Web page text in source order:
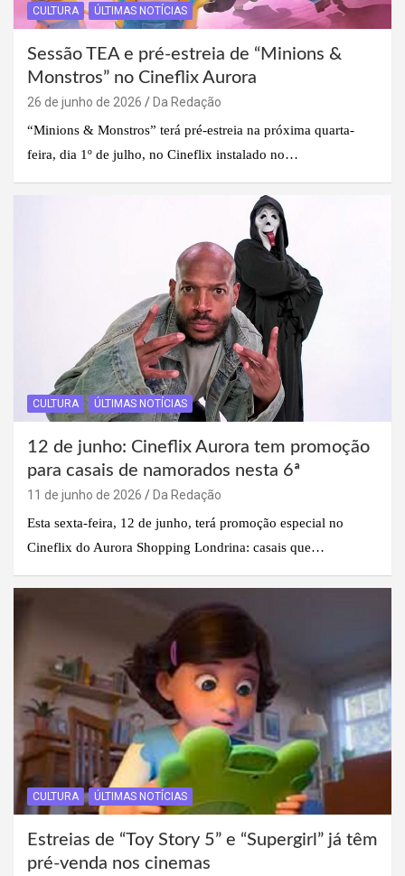
CULTURA ÚLTIMAS NOTÍCIAS
Sessão TEA e pré-estreia de “Minions &
Monstros” no Cineflix Aurora
26 de junho de 2026
Da Redação
“Minions & Monstros” terá pré-estreia na próxima quarta-
feira, dia 1º de julho, no Cineflix instalado no…
CULTURA ÚLTIMAS NOTÍCIAS
12 de junho: Cineflix Aurora tem promoção
para casais de namorados nesta 6ª
11 de junho de 2026
Da Redação
Esta sexta-feira, 12 de junho, terá promoção especial no
Cineflix do Aurora Shopping Londrina: casais que…
CULTURA ÚLTIMAS NOTÍCIAS
Estreias de “Toy Story 5” e “Supergirl” já têm
pré-venda nos cinemas